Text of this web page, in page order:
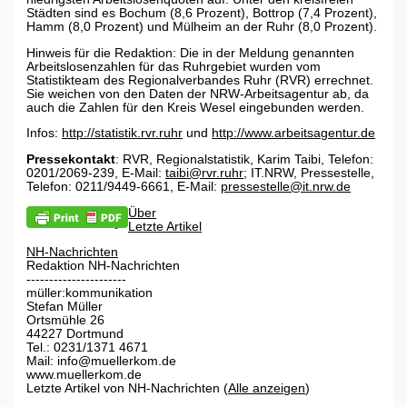
Städten sind es Bochum (8,6 Prozent), Bottrop (7,4 Prozent),
Hamm (8,0 Prozent) und Mülheim an der Ruhr (8,0 Prozent).
Hinweis für die Redaktion: Die in der Meldung genannten
Arbeitslosenzahlen für das Ruhrgebiet wurden vom
Statistikteam des Regionalverbandes Ruhr (RVR) errechnet.
Sie weichen von den Daten der NRW-Arbeitsagentur ab, da
auch die Zahlen für den Kreis Wesel eingebunden werden.
Infos: http://statistik.rvr.ruhr und http://www.arbeitsagentur.de
Pressekontakt: RVR, Regionalstatistik, Karim Taibi, Telefon:
0201/2069-239, E-Mail:taibi@rvr.ruhr; IT.NRW, Pressestelle,
Telefon: 0211/9449-6661, E-Mail: pressestelle@it.nrw.de
Über
Letzte Artikel
NH-Nachrichten
Redaktion NH-Nachrichten
----------------------
müller:kommunikation
Stefan Müller
Ortsmühle 26
44227 Dortmund
Tel.: 0231/1371 4671
Mail: info@muellerkom.de
www.muellerkom.de
Letzte Artikel von NH-Nachrichten(Alle anzeigen)